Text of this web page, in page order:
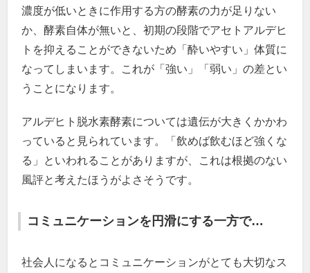
濃度が低いときに作用する方の酵素の力が足りない
か、酵素自体が無いと、初期の段階でアセトアルデヒ
トを抑えることができないため「酔いやすい」体質に
なってしまいます。これが「強い」「弱い」の差とい
うことになります。
アルデヒト脱水素酵素については遺伝が大きくかかわ
っていると見られています。「飲めば飲むほど強くな
る」といわれることがありますが、これは根拠のない
風評と考えたほうがよさそうです。
コミュニケーションを円滑にする一方で…
社会人になるとコミュニケーションがとても大切なス